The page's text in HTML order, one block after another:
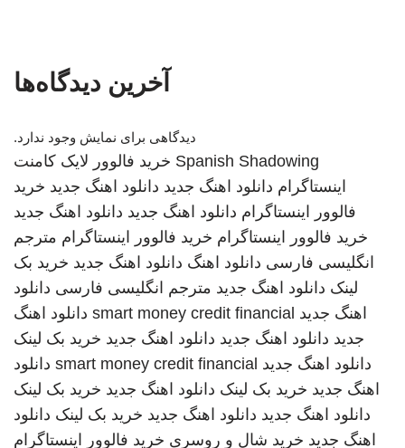
آخرین دیدگاه‌ها
دیدگاهی برای نمایش وجود ندارد.
Spanish Shadowing خرید فالوور لایک کامنت
اینستاگرام دانلود اهنگ جدید دانلود اهنگ جدید خرید
فالوور اینستاگرام دانلود اهنگ جدید دانلود اهنگ جدید
خرید فالوور اینستاگرام خرید فالوور اینستاگرام مترجم
انگلیسی فارسی دانلود اهنگ دانلود اهنگ جدید خرید بک
لینک دانلود اهنگ جدید مترجم انگلیسی فارسی دانلود
اهنگ جدید smart money credit financial دانلود اهنگ
جدید دانلود اهنگ جدید دانلود اهنگ جدید خرید بک لینک
دانلود اهنگ جدید smart money credit financial دانلود
اهنگ جدید خرید بک لینک دانلود اهنگ جدید خرید بک لینک
دانلود اهنگ جدید دانلود اهنگ جدید خرید بک لینک دانلود
اهنگ جدید خرید شال و روسری خرید فالوور اینستاگرام